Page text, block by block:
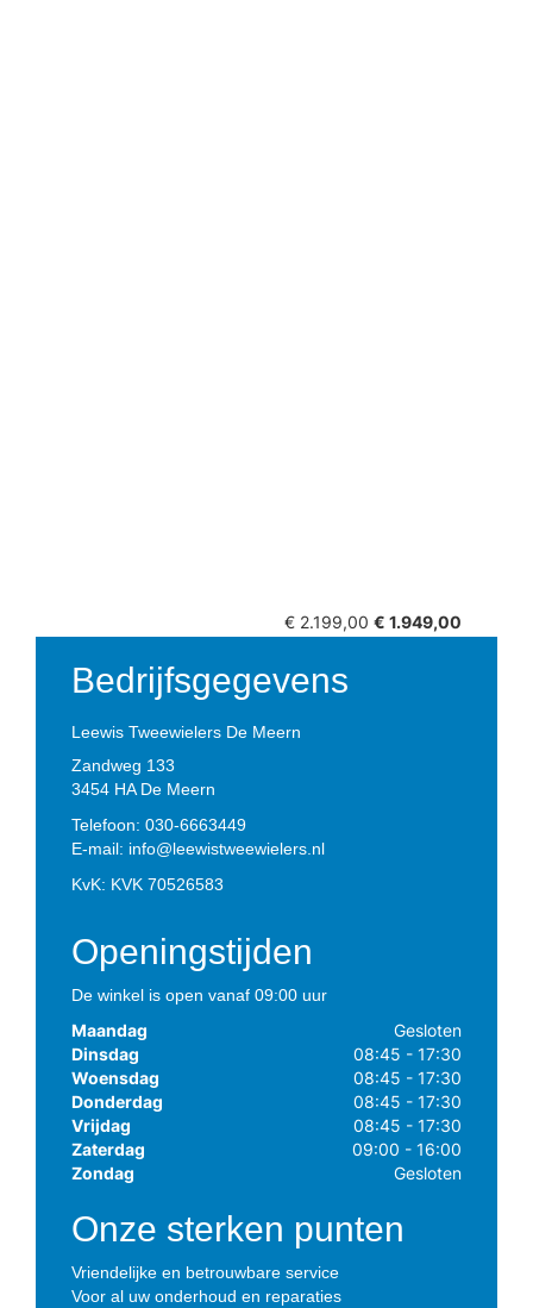
€ 2.199,00 € 1.949,00
Bedrijfsgegevens
Leewis Tweewielers De Meern
Zandweg 133
3454 HA De Meern
Telefoon: 030-6663449
E-mail: info@leewistweewielers.nl
KvK: KVK 70526583
Openingstijden
De winkel is open vanaf 09:00 uur
Maandag
Gesloten
Dinsdag
08:45 - 17:30
Woensdag
08:45 - 17:30
Donderdag
08:45 - 17:30
Vrijdag
08:45 - 17:30
Zaterdag
09:00 - 16:00
Zondag
Gesloten
Onze sterken punten
Vriendelijke en betrouwbare service
Voor al uw onderhoud en reparaties